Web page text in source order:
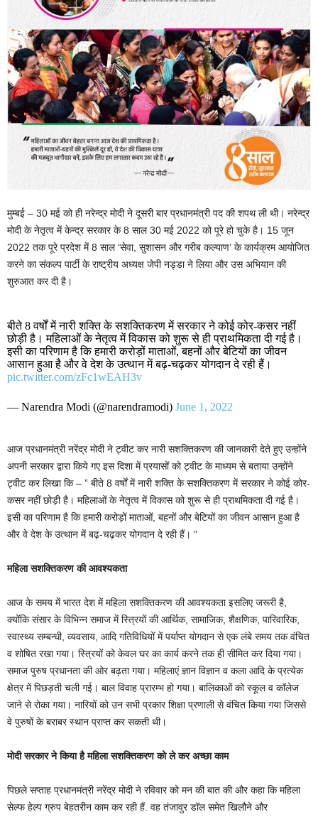
मुम्बई – 30 मई को ही नरेन्द्र मोदी ने दूसरी बार प्रधानमंत्री पद की शपथ ली थी। नरेन्द्र
मोदी के नेतृत्व में केन्द्र सरकार के 8 साल 30 मई 2022 को पूरे हो चुके है। 15 जून
2022 तक पूरे प्रदेश में 8 साल ‘सेवा, सुशासन और गरीब कल्याण’ के कार्यक्रम आयोजित
करने का संकल्प पार्टी के राष्ट्रीय अध्यक्ष जेपी नड्डा ने लिया और उस अभियान की
शुरुआत कर दी है।
बीते 8 वर्षों में नारी शक्ति के सशक्तिकरण में सरकार ने कोई कोर-कसर नहीं
छोड़ी है। महिलाओं के नेतृत्व में विकास को शुरू से ही प्राथमिकता दी गई है।
इसी का परिणाम है कि हमारी करोड़ों माताओं, बहनों और बेटियों का जीवन
आसान हुआ है और वे देश के उत्थान में बढ़-चढ़कर योगदान दे रही हैं।
pic.twitter.com/zFc1wEAH3v
— Narendra Modi (@narendramodi) June 1, 2022
आज प्रधानमंत्री नरेंद्र मोदी ने ट्वीट कर नारी सशक्तिकरण की जानकारी देते हुए उन्होंने
अपनी सरकार द्वारा किये गए इस दिशा में प्रयासों को ट्वीट के माध्यम से बताया उन्होंने
ट्वीट कर लिखा कि – ” बीते 8 वर्षों में नारी शक्ति के सशक्तिकरण में सरकार ने कोई कोर-
कसर नहीं छोड़ी है। महिलाओं के नेतृत्व में विकास को शुरू से ही प्राथमिकता दी गई है।
इसी का परिणाम है कि हमारी करोड़ों माताओं, बहनों और बेटियों का जीवन आसान हुआ है
और वे देश के उत्थान में बढ़-चढ़कर योगदान दे रही हैं। ”
महिला सशक्तिकरण की आवश्यकता
आज के समय में भारत देश में महिला सशक्तिकरण की आवश्यकता इसलिए जरूरी है,
क्योंकि संसार के विभिन्न समाज में स्त्रियों की आर्थिक, सामाजिक, शैक्षणिक, पारिवारिक,
स्वास्थ्य सम्बन्धी, व्यवसाय, आदि गतिविधियों में पर्याप्त योगदान से एक लंबे समय तक वंचित
व शोषित रखा गया। स्त्रियों को केवल घर का कार्य करने तक ही सीमित कर दिया गया।
समाज पुरुष प्रधानता की ओर बढ़ता गया। महिलाएं ज्ञान विज्ञान व कला आदि के प्रत्येक
क्षेत्र में पिछड़ती चली गई। बाल विवाह प्रारम्भ हो गया। बालिकाओं को स्कूल व कॉलेज
जाने से रोका गया। नारियों को उन सभी प्रकार शिक्षा प्रणाली से वंचित किया गया जिससे
वे पुरुषों के बराबर स्थान प्राप्त कर सकती थी।
मोदी सरकार ने किया है महिला सशक्तिकरण को ले कर अच्छा काम
पिछले सप्ताह प्रधानमंत्री नरेंद्र मोदी ने रविवार को मन की बात की और कहा कि महिला
सेल्फ हेल्प ग्रुप बेहतरीन काम कर रही हैं. वह तंजावुर डॉल समेत खिलौने और